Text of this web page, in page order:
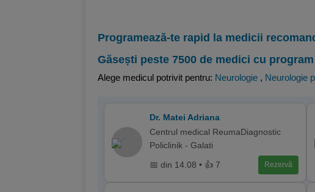
Programează-te rapid la medicii
Găsești peste 7500 de medici cu
Alege medicul potrivit pentru: Neurologie , Neurologie
Dr. Matei Adriana
Centrul medical ReumaDiagnostic
Policlinik - Galati
📅 din 14.08 • 👍 7 Rezervă